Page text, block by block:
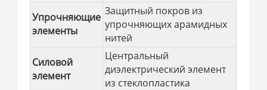
Упрочняющие
элементы
Защитный покров из
упрочняющих арамидных
нитей
Силовой
элемент
Центральный
диэлектрический элемент
из стеклопластика